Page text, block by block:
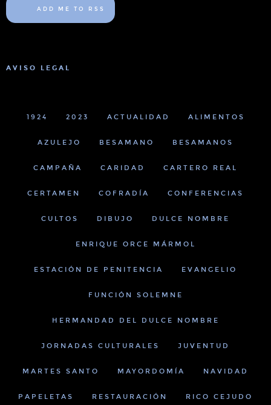
ADD ME TO RSS
AVISO LEGAL
1924 2023 ACTUALIDAD ALIMENTOS
AZULEJO BESAMANO BESAMANOS
CAMPAÑA CARIDAD CARTERO REAL
CERTAMEN COFRADÍA CONFERENCIAS
CULTOS DIBUJO DULCE NOMBRE
ENRIQUE ORCE MÁRMOL
ESTACIÓN DE PENITENCIA EVANGELIO
FUNCIÓN SOLEMNE
HERMANDAD DEL DULCE NOMBRE
JORNADAS CULTURALES JUVENTUD
MARTES SANTO MAYORDOMÍA NAVIDAD
PAPELETAS RESTAURACIÓN RICO CEJUDO